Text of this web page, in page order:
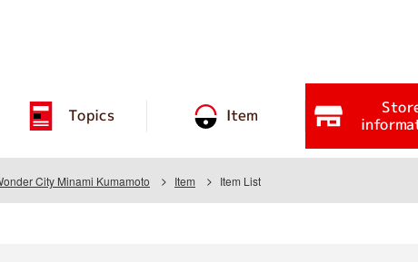
Topics Item
City Minami Kumamoto Item Item List